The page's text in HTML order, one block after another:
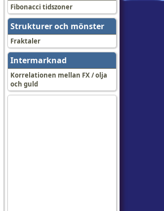
Fibonacci tidszoner
Strukturer och mönster
Fraktaler
Intermarknad
Korrelationen mellan FX / olja
och guld